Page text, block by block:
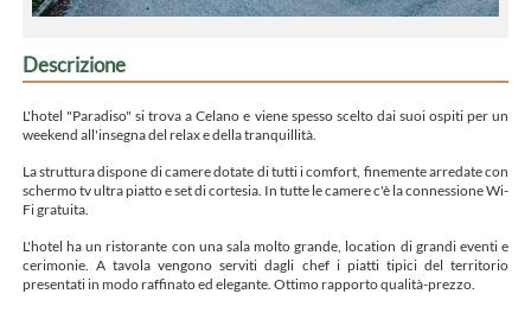
Descrizione
L'hotel "Paradiso" si trova a Celano e viene spesso scelto dai suoi ospiti per un
weekend all'insegna del relax e della tranquillità.
La struttura dispone di camere dotate di tutti i comfort, finemente arredate con
schermo tv ultra piatto e set di cortesia. In tutte le camere c'è la connessione Wi-
Fi gratuita.
L'hotel ha un ristorante con una sala molto grande, location di grandi eventi e
cerimonie. A tavola vengono serviti dagli chef i piatti tipici del territorio
presentati in modo raffinato ed elegante. Ottimo rapporto qualità-prezzo.